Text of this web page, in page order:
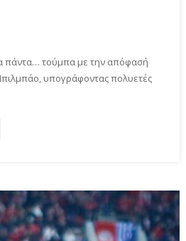
πάντα… τούμπα με την απόφασή
υπογράφοντας πολυετές